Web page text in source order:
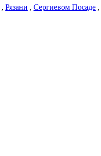
, Рязани , Сергиевом Посаде ,